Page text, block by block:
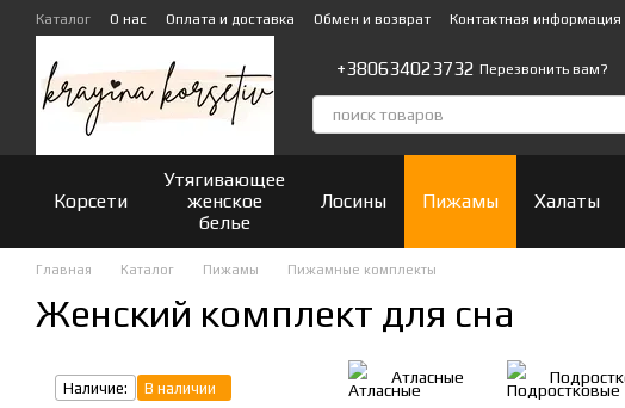
Перейти к основному контенту
Каталог О нас Оплата и доставка Обмен и возврат Контактная информация
+380634023732 Перезвонить вам?
Корсети
Утягивающее
женское
белье
Лосины Пижамы Халаты
Главная Каталог Пижамы Пижамные комплекты
Женский комплект для сна
Атласные
Наличие:
В наличии